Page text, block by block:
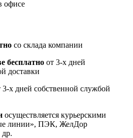
офисе
со склада компании
бесплатно от 3-х дней
доставки
3-х дней собственной службой
осуществляется курьерскими
линии», ПЭК, ЖелДор